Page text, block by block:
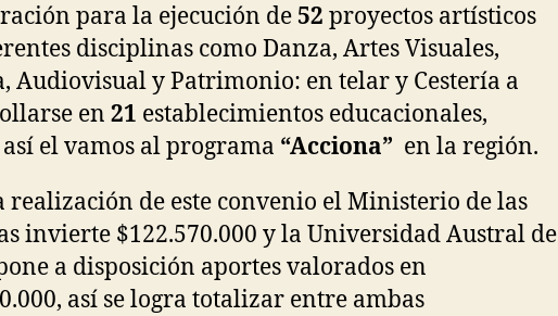
para la ejecución de52 proyectos artísticos
disciplinas como Danza, Artes Visuales,
Audiovisual y Patrimonio: en telar y Cestería a
en 21 establecimientos educacionales,
el vamos al programa “Acciona” en la región.
realización de este convenio el Ministerio de las
invierte $122.570.000 y la Universidad Austral de
a disposición aportes valorados en
así se logra totalizar entre ambas